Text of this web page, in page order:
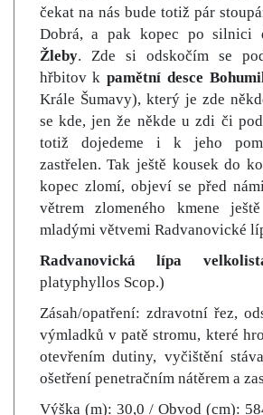
čekat na nás bude totiž pár
Dobrá, a pak kopec po silnici
Žleby. Zde si odskočím se
hřbitov kpamětní desce
Krále Šumavy), který je zde
se kde, jen že někde u zdi či
totiž dojedeme i k jeho
zastřelen. Tak ještě kousek do
kopec zlomí, objeví se před
větrem zlomeného kmene
mladými větvemi Radvanovické
Radvanovická lípa
platyphyllos Scop.)
Zásah/opatření: zdravotní řez,
výmladků v patě stromu, které
otevřením dutiny, vyčištění
ošetření penetračním nátěrem a
Výška (m): 30,0 / Obvod (cm):